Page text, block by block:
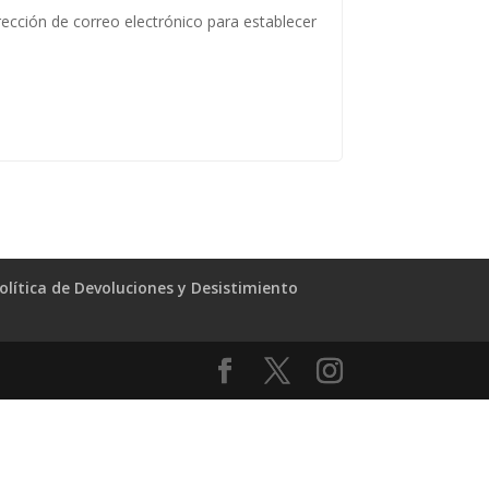
de correo electrónico para establecer
de Devoluciones y Desistimiento